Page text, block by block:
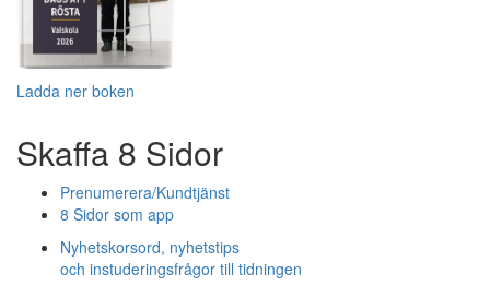
Ladda ner boken
Skaffa 8 Sidor
Prenumerera/Kundtjänst
8 Sidor som app
Nyhetskorsord, nyhetstips
och instuderingsfrågor till tidningen